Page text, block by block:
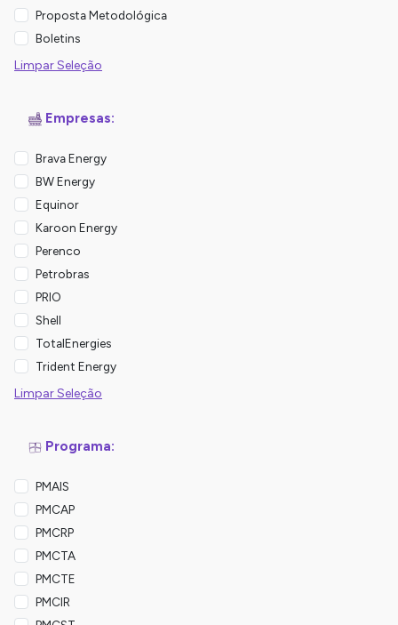
Proposta Metodológica
Boletins
Limpar Seleção
Empresas:
Brava Energy
BW Energy
Equinor
Karoon Energy
Perenco
Petrobras
PRIO
Shell
TotalEnergies
Trident Energy
Limpar Seleção
Programa:
PMAIS
PMCAP
PMCRP
PMCTA
PMCTE
PMCIR